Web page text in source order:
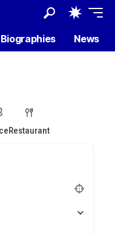
Biographies News
Restaurant